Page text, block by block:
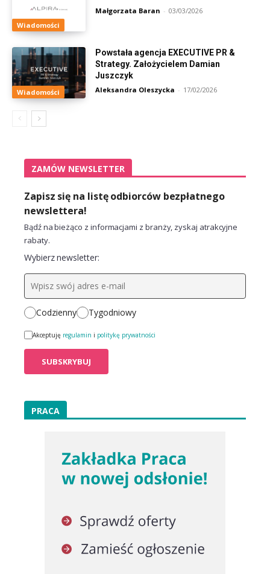
Wiadomości
Małgorzata Baran - 03/03/2026
Wiadomości
Powstała agencja EXECUTIVE PR &
Strategy. Założycielem Damian
Juszczyk
Aleksandra Oleszycka - 17/02/2026
ZAMÓW NEWSLETTER
Zapisz się na listę odbiorców bezpłatnego
newslettera!
Bądź na bieżąco z informacjami z branży, zyskaj atrakcyjne
rabaty.
Wybierz newsletter:
Codzienny Tygodniowy
Akceptuję regulamin i politykę prywatności
PRACA